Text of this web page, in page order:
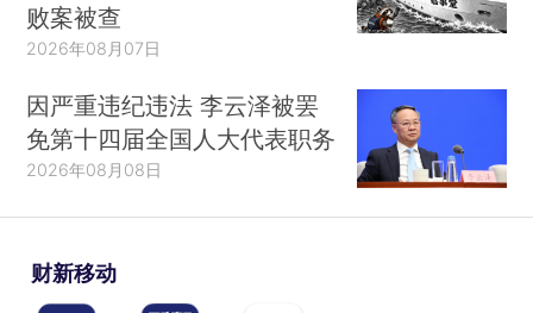
败案被查
2026年08月07日
因严重违纪违法 李云泽被罢
免第十四届全国人大代表职务
2026年08月08日
财新移动